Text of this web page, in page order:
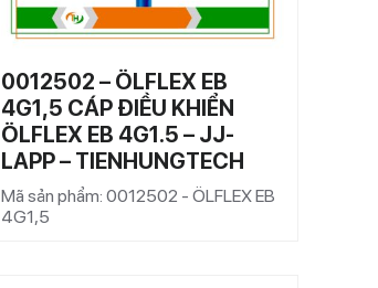
0012502 – ÖLFLEX EB
4G1,5 CÁP ĐIỀU KHIỂN
ÖLFLEX EB 4G1.5 – JJ-
LAPP – TIENHUNGTECH
Mã sản phẩm: 0012502 - ÖLFLEX EB
4G1,5